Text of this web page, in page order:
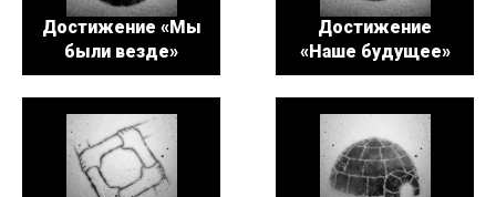
Достижение «Мы
были везде»
Достижение
«Наше будущее»